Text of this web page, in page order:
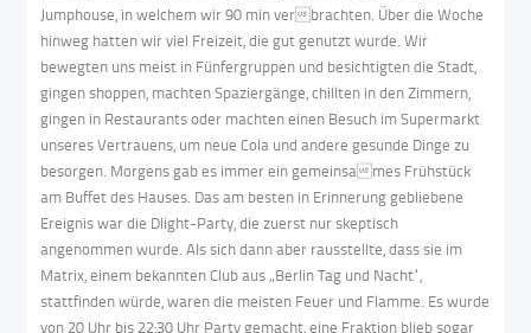
Jumphouse, in welchem wir 90 min verbrachten. Über die Woche
hinweg hatten wir viel Freizeit, die gut genutzt wurde. Wir
bewegten uns meist in Fünfergruppen und besichtigten die Stadt,
gingen shoppen, machten Spaziergänge, chillten in den Zimmern,
gingen in Restaurants oder machten einen Besuch im Supermarkt
unseres Vertrauens, um neue Cola und andere gesunde Dinge zu
besorgen. Morgens gab es immer ein gemeinsames Frühstück
am Buffet des Hauses. Das am besten in Erinnerung gebliebene
Ereignis war die Dlight-Party, die zuerst nur skeptisch
angenommen wurde. Als sich dann aber rausstellte, dass sie im
Matrix, einem bekannten Club aus „Berlin Tag und Nacht“,
stattfinden würde, waren die meisten Feuer und Flamme. Es wurde
von 20 Uhr bis 22:30 Uhr Party gemacht, eine Fraktion blieb sogar